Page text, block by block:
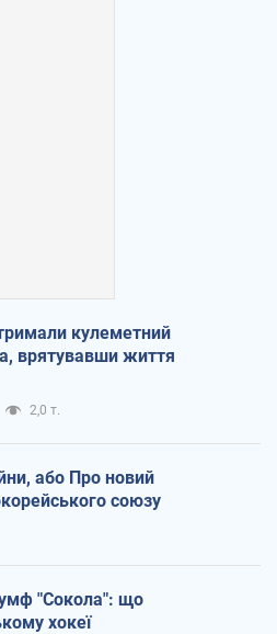
кулеметний
врятувавши життя
2,0 т.
або Про новий
союзу
"Сокола": що
хокеї